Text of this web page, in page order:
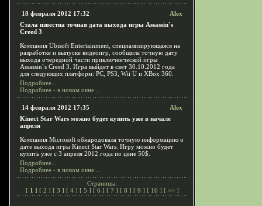
18 февраля 2012 17:32
Alex
Стала известна точная дата выхода игры Assassin`s
Creed 3
Компания Ubisoft Entertainment, специализирующаяся на
разработке и выпуске видеоигр, сообщила точную дату
выхода очередной части приключенческой игры
Assassin`s Creed 3. Игра выйдет в свет 30.10.2012 года
для следующих платформ: PC, PS3, Wii U и XBox 360.
Подробнее...
Подробнее - в новом окне...
14 февраля 2012 17:35
Alex
Kinect Star Wars можно будет купить уже в начале
апреля
Компания Microsoft обнародовала точную информацию о
дате выхода игры Kinect Star Wars. Игру можно будет
купить уже с 3 апреля 2012 года по цене 50$.
Подробнее...
Подробнее - в новом окне...
Страницы:
[ 1 ] [ 2 ] [ 3 ] [ 4 ] [ 5 ] [ 6 ] [ 7 ] [ 8 ] [ 9 ] [ 10 ] [ >> ]